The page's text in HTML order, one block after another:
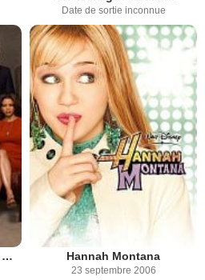
Date de sortie inconnue
Raising the Bar : Justice à Manhattan Hannah Montana
23 septembre 2006